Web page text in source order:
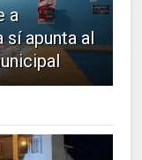
a
sí apunta al